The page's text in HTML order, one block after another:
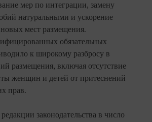
мер по интеграции, замену
натуральными и ускорение
новых мест размещения.
обязательных
к широкому разбросу в
размещения, включая отсутствие
женщин и детей от притеснений
прав.
законодательства в число